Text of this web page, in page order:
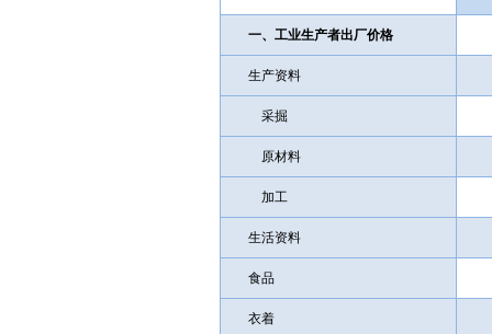
一、工业生产者出厂价格
生产资料
采掘
原材料
加工
生活资料
食品
衣着